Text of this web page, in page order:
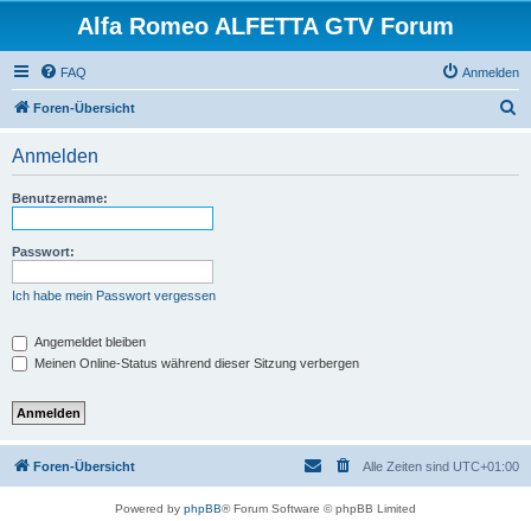
Alfa Romeo ALFETTA GTV Forum
FAQ Anmelden
Foren-Übersicht
Anmelden
Benutzername:
Passwort:
Ich habe mein Passwort vergessen
Angemeldet bleiben
Meinen Online-Status während dieser Sitzung verbergen
Foren-Übersicht Alle Zeiten sind UTC+01:00
Powered by phpBB® Forum Software © phpBB Limited